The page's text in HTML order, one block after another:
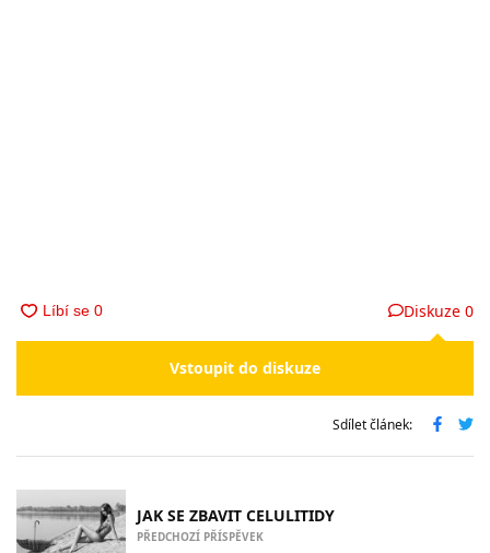
Diskuze 0
Vstoupit do diskuze
Sdílet článek:
JAK SE ZBAVIT CELULITIDY
PŘEDCHOZÍ PŘÍSPĚVEK